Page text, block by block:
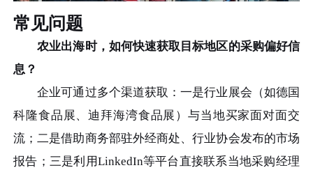
常见问题
农业出海时，如何快速获取目标地区的采购偏好信
息？
企业可通过多个渠道获取：一是行业展会（如德国
科隆食品展、迪拜海湾食品展）与当地买家面对面交
流；二是借助商务部驻外经商处、行业协会发布的市场
报告；三是利用LinkedIn等平台直接联系当地采购经理